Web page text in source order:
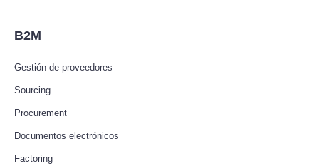
B2M
Gestión de proveedores
Sourcing
Procurement
Documentos electrónicos
Factoring